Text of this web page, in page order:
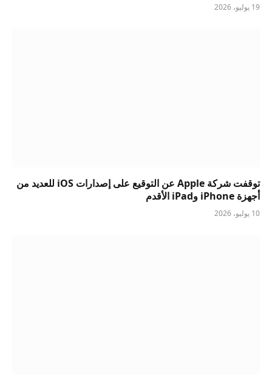
19 يوليو، 2026
توقفت شركة Apple عن التوقيع على إصدارات iOS للعديد من
أجهزة iPhone وiPad الأقدم
10 يوليو، 2026